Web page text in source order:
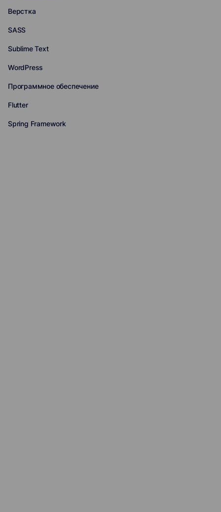
Верстка
SASS
Sublime Text
WordPress
Программное обеспечение
Flutter
Spring Framework